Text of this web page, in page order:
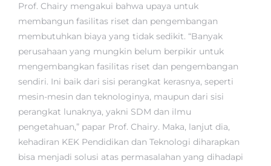
Prof. Chairy mengakui bahwa upaya untuk
membangun fasilitas riset dan pengembangan
membutuhkan biaya yang tidak sedikit. “Banyak
perusahaan yang mungkin belum berpikir untuk
mengembangkan fasilitas riset dan pengembangan
sendiri. Ini baik dari sisi perangkat kerasnya, seperti
mesin-mesin dan teknologinya, maupun dari sisi
perangkat lunaknya, yakni SDM dan ilmu
pengetahuan,” papar Prof. Chairy. Maka, lanjut dia,
kehadiran KEK Pendidikan dan Teknologi diharapkan
bisa menjadi solusi atas permasalahan yang dihadapi